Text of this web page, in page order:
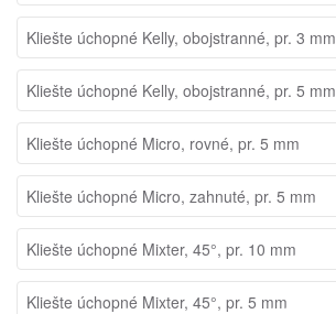
Kliešte úchopné Kelly, obojstranné, pr. 3 mm
Kliešte úchopné Kelly, obojstranné, pr. 5 mm
Kliešte úchopné Micro, rovné, pr. 5 mm
Kliešte úchopné Micro, zahnuté, pr. 5 mm
Kliešte úchopné Mixter, 45°, pr. 10 mm
Kliešte úchopné Mixter, 45°, pr. 5 mm